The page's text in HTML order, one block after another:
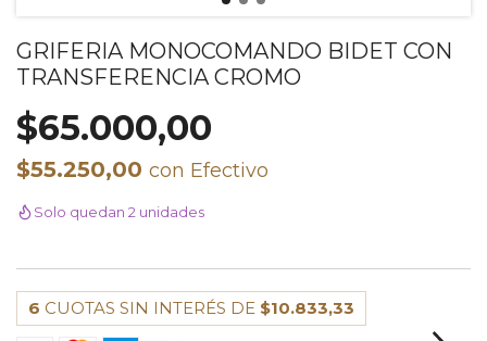
GRIFERIA MONOCOMANDO BIDET CON
TRANSFERENCIA CROMO
$65.000,00
$55.250,00 con Efectivo
Solo quedan 2 unidades
6 CUOTAS SIN INTERÉS DE $10.833,33